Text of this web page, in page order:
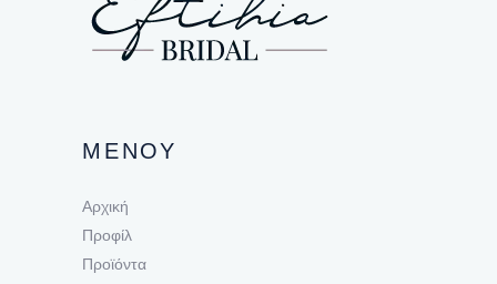
ΜΕΝΟΥ
Αρχική
Προφίλ
Προϊόντα